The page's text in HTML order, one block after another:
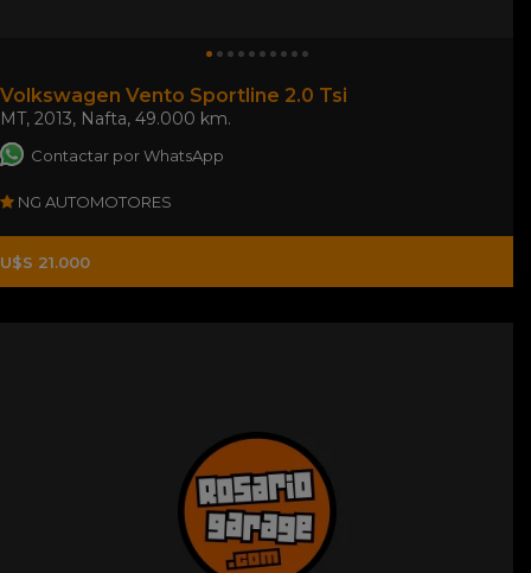
Volkswagen Vento Sportline 2.0 Tsi
MT, 2013, Nafta, 49.000 km.
Contactar por WhatsApp
NG AUTOMOTORES
U$S 21.000